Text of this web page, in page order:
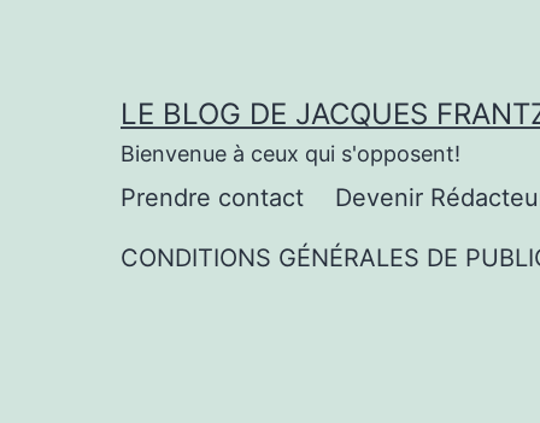
LE BLOG DE JACQUES
Bienvenue à ceux qui s'opposent!
Prendre contact Devenir
CONDITIONS GÉNÉRALES DE